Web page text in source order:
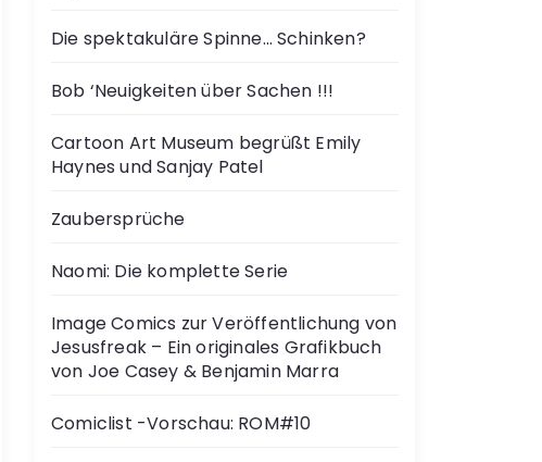
Die spektakuläre Spinne… Schinken?
Bob ‘Neuigkeiten über Sachen !!!
Cartoon Art Museum begrüßt Emily
Haynes und Sanjay Patel
Zaubersprüche
Naomi: Die komplette Serie
Image Comics zur Veröffentlichung von
Jesusfreak – Ein originales Grafikbuch
von Joe Casey & Benjamin Marra
Comiclist -Vorschau: ROM#10